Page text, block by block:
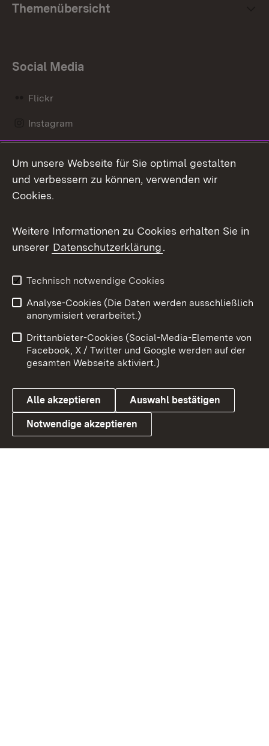
Themenübersicht
Social Media
Flickr
Instagram
Mastodon
Messenger
Social Wall
X / Twitter
Youtube
Link zum Landesportal
Benutzungshinweise
Barrierefreiheit
Datenschutz
Cookies
Um unsere Webseite für Sie optimal gestalten
und verbessern zu können, verwenden wir
Cookies.
Weitere Informationen zu Cookies erhalten Sie in
unserer Datenschutzerklärung.
Technisch notwendige Cookies
Analyse-Cookies (Die Daten werden ausschließlich
anonymisiert verarbeitet.)
Drittanbieter-Cookies (Social-Media-Elemente von
Facebook, X / Twitter und Google werden auf der
gesamten Webseite aktiviert.)
Alle akzeptieren Auswahl bestätigen
Notwendige akzeptieren